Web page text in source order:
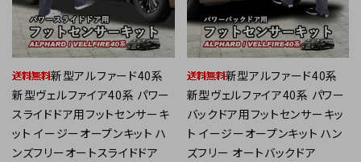
新型アルファード40系
新型ヴェルファイア40系 パワー
スライドドア用フットセンサーキ
ット イージーオープンキット ハ
ンズフリーオートスライドドア
新型アルファード40系
新型ヴェルファイア40系 パワー
バックドア用フットセンサーキッ
ト イージーオープンキット ハン
ズフリー オートバックドア